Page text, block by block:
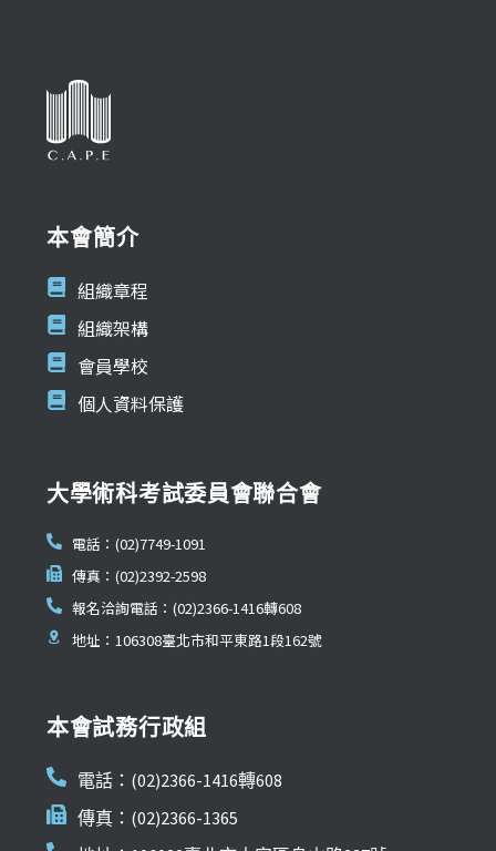
本會簡介
組織章程
組織架構
會員學校
個人資料保護
大學術科考試委員會聯合會
電話：(02)7749-1091
傳真：(02)2392-2598
報名洽詢電話：(02)2366-1416轉608
地址：106308臺北市和平東路1段162號
本會試務行政組
電話：(02)2366-1416轉608
傳真：(02)2366-1365